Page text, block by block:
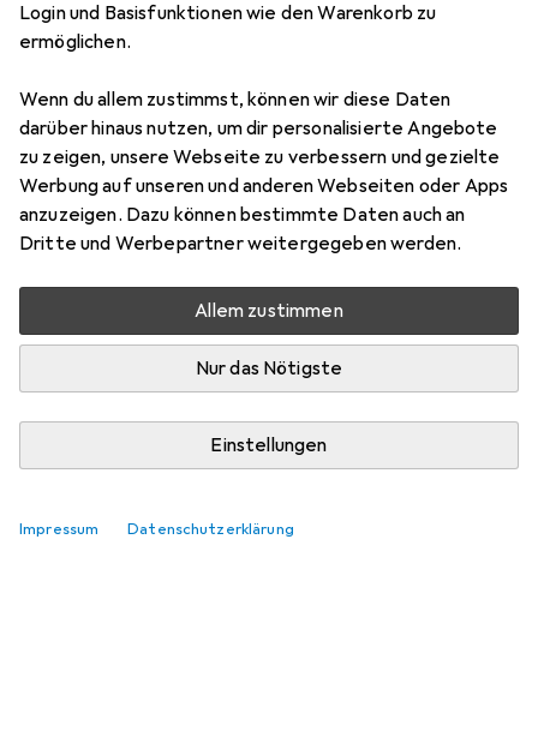
Login und Basisfunktionen wie den Warenkorb zu
ermöglichen.
Wenn du allem zustimmst, können wir diese Daten
darüber hinaus nutzen, um dir personalisierte Angebote
zu zeigen, unsere Webseite zu verbessern und gezielte
Werbung auf unseren und anderen Webseiten oder Apps
anzuzeigen. Dazu können bestimmte Daten auch an
Dritte und Werbepartner weitergegeben werden.
Allem zustimmen
Nur das Nötigste
Einstellungen
Impressum Datenschutzerklärung
Zubehör für Jonathan Schmidt-
Ott: St Gil
Hier findest du passendes Zubehör zum Produkt Jonathan
Schmidt-Ott: St Gil.
Relevanz
Produktliste
Keine Produkte gefunden